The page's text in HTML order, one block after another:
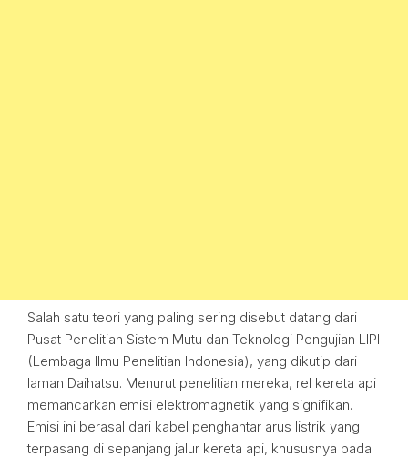
Salah satu teori yang paling sering disebut datang dari
Pusat Penelitian Sistem Mutu dan Teknologi Pengujian LIPI
(Lembaga Ilmu Penelitian Indonesia), yang dikutip dari
laman Daihatsu. Menurut penelitian mereka, rel kereta api
memancarkan emisi elektromagnetik yang signifikan.
Emisi ini berasal dari kabel penghantar arus listrik yang
terpasang di sepanjang jalur kereta api, khususnya pada